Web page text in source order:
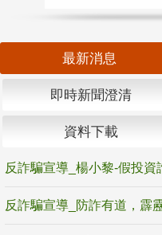
最新消息
即時新聞澄清
資料下載
反詐騙宣導_楊小黎-假投資